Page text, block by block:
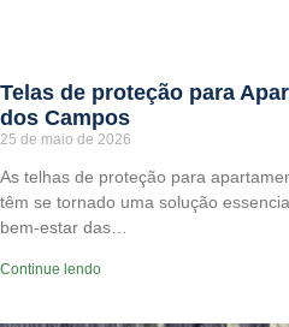
Telas de proteção para
dos Campos
25 de maio de 2026
As telhas de proteção para
têm se tornado uma solução
bem-estar das…
Continue lendo